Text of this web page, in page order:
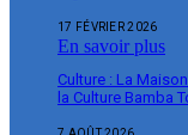
17 FÉVRIER 2026
En savoir plus
Culture : La
la Culture Bamba